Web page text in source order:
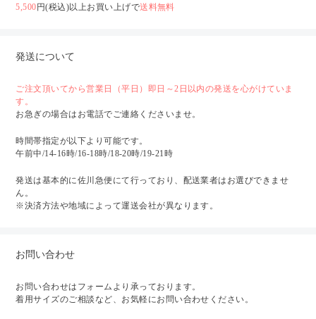
5,500円(税込)以上お買い上げで送料無料
発送について
ご注文頂いてから営業日（平日）即日～2日以内の発送を心がけていま
す。
お急ぎの場合はお電話でご連絡くださいませ。
時間帯指定が以下より可能です。
午前中/14-16時/16-18時/18-20時/19-21時
発送は基本的に佐川急便にて行っており、配送業者はお選びできませ
ん。
※決済方法や地域によって運送会社が異なります。
お問い合わせ
お問い合わせはフォームより承っております。
着用サイズのご相談など、お気軽にお問い合わせください。